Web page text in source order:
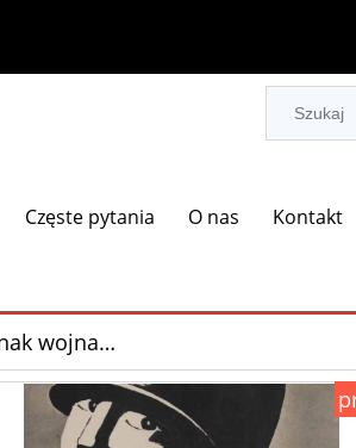
Częste pytania O nas Kontakt
wojna…